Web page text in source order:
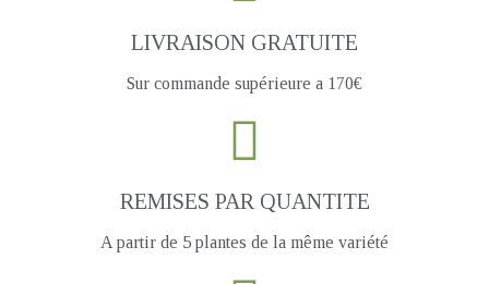
LIVRAISON GRATUITE
Sur commande supérieure a 170€
REMISES PAR QUANTITE
A partir de 5 plantes de la même variété